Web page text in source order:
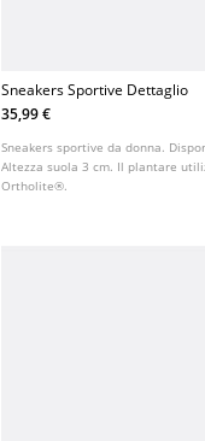
Sneakers Sportive Dettaglio
35,99 €
Sneakers sportive da donna.
Altezza suola 3 cm. Il plantare
Ortholite®.